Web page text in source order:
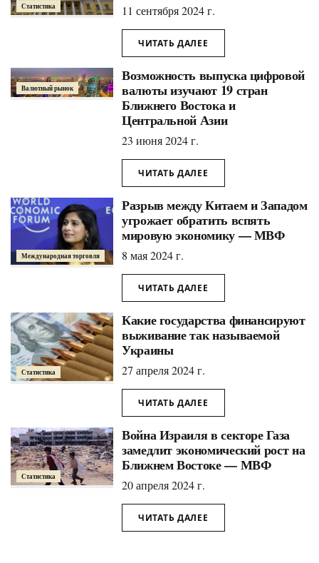
Статистика 11 сентября 2024 г.
ЧИТАТЬ ДАЛЕЕ
Валютный рынок
Возможность выпуска цифровой
валюты изучают 19 стран
Ближнего Востока и
Центральной Азии
23 июня 2024 г.
ЧИТАТЬ ДАЛЕЕ
Международная торговля
Разрыв между Китаем и Западом
угрожает обратить вспять
мировую экономику — МВФ
8 мая 2024 г.
ЧИТАТЬ ДАЛЕЕ
Статистика
Какие государства финансируют
выживание так называемой
Украины
27 апреля 2024 г.
ЧИТАТЬ ДАЛЕЕ
Статистика
Война Израиля в секторе Газа
замедлит экономический рост на
Ближнем Востоке — МВФ
20 апреля 2024 г.
ЧИТАТЬ ДАЛЕЕ